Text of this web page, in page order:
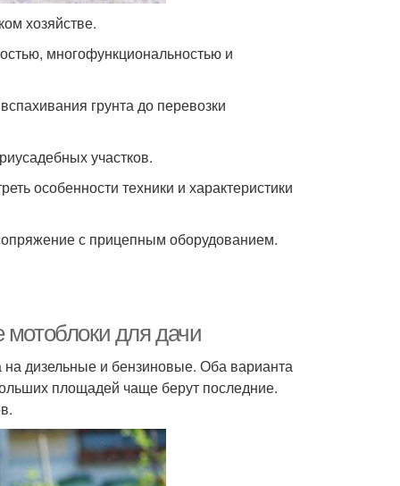
хозяйстве.
многофункциональностью и
грунта до перевозки
участков.
особенности техники и характеристики
с прицепным оборудованием.
для дачи
дизельные и бензиновые. Оба варианта
площадей чаще берут последние.